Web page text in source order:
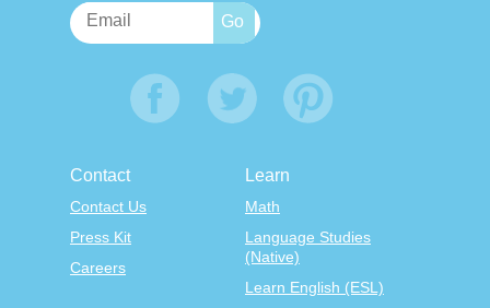
Contact
Contact Us
Press Kit
Careers
Learn
Math
Language Studies
(Native)
Learn English (ESL)